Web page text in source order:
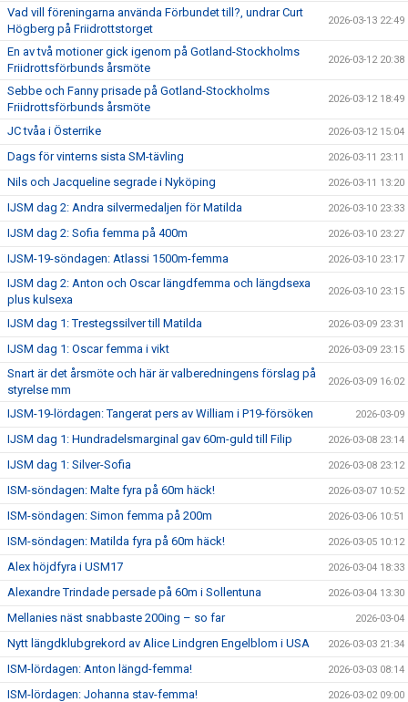
Vad vill föreningarna använda Förbundet till?, undrar Curt
Högberg på Friidrottstorget
2026-03-13 22:49
En av två motioner gick igenom på Gotland-Stockholms
Friidrottsförbunds årsmöte
2026-03-12 20:38
Sebbe och Fanny prisade på Gotland-Stockholms
Friidrottsförbunds årsmöte
2026-03-12 18:49
JC tvåa i Österrike 2026-03-12 15:04
Dags för vinterns sista SM-tävling 2026-03-11 23:11
Nils och Jacqueline segrade i Nyköping 2026-03-11 13:20
IJSM dag 2: Andra silvermedaljen för Matilda 2026-03-10 23:33
IJSM dag 2: Sofia femma på 400m 2026-03-10 23:27
IJSM-19-söndagen: Atlassi 1500m-femma 2026-03-10 23:17
IJSM dag 2: Anton och Oscar längdfemma och längdsexa
plus kulsexa
2026-03-10 23:15
IJSM dag 1: Trestegssilver till Matilda 2026-03-09 23:31
IJSM dag 1: Oscar femma i vikt 2026-03-09 23:15
Snart är det årsmöte och här är valberedningens förslag på
styrelse mm
2026-03-09 16:02
IJSM-19-lördagen: Tangerat pers av William i P19-försöken 2026-03-09
IJSM dag 1: Hundradelsmarginal gav 60m-guld till Filip 2026-03-08 23:14
IJSM dag 1: Silver-Sofia 2026-03-08 23:12
ISM-söndagen: Malte fyra på 60m häck! 2026-03-07 10:52
ISM-söndagen: Simon femma på 200m 2026-03-06 10:51
ISM-söndagen: Matilda fyra på 60m häck! 2026-03-05 10:12
Alex höjdfyra i USM17 2026-03-04 18:33
Alexandre Trindade persade på 60m i Sollentuna 2026-03-04 13:30
Mellanies näst snabbaste 200ing – so far 2026-03-04
Nytt längdklubgrekord av Alice Lindgren Engelblom i USA 2026-03-03 21:34
ISM-lördagen: Anton längd-femma! 2026-03-03 08:14
ISM-lördagen: Johanna stav-femma! 2026-03-02 09:00